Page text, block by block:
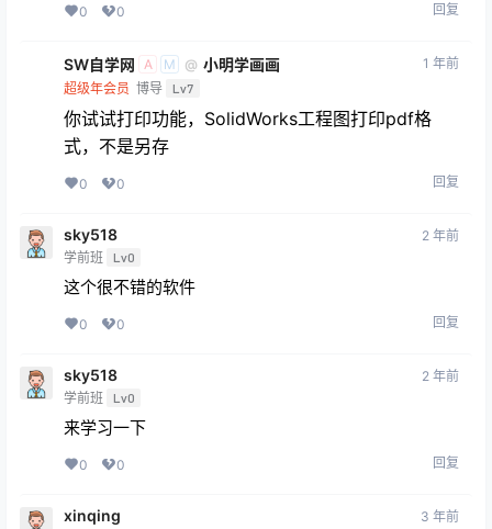
0 0 回复
SW自学网 A M @ 小明学画画
超级年会员 博导 Lv7
1 年前
你试试打印功能，SolidWorks工程图打印pdf格
式，不是另存
0 0 回复
sky518
学前班 Lv0
2 年前
这个很不错的软件
0 0 回复
sky518
学前班 Lv0
2 年前
来学习一下
0 0 回复
xinqing 3 年前